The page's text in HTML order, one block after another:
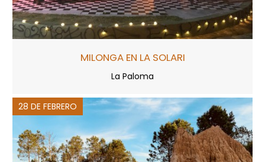
MILONGA EN LA SOLARI
La Paloma
28 DE FEBRERO